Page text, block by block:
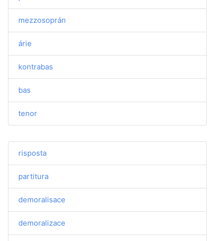
mezzosoprán
árie
kontrabas
bas
tenor
risposta
partitura
demoralisace
demoralizace